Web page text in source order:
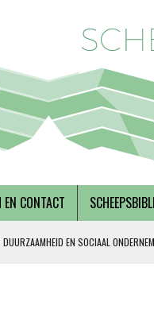
CONTACT
EN SOCIAAL